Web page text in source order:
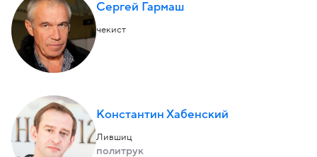
Сергей Гармаш
чекист
Константин Хабенский
Лившиц
политрук